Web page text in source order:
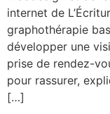
internet de
graphothérapie
développer une
prise de rendez-
pour rassurer,
[…]